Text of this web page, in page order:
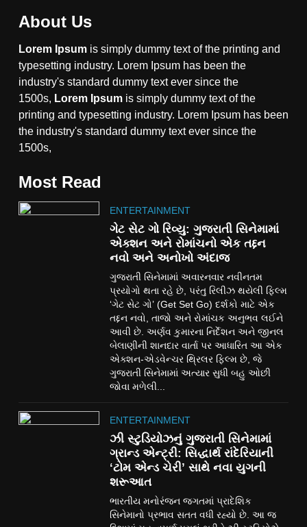
About Us
Lorem Ipsum is simply dummy text of the printing and
typesetting industry. Lorem Ipsum has been the
industry's standard dummy text ever since the
1500s, Lorem Ipsum is simply dummy text of the
printing and typesetting industry. Lorem Ipsum has been
the industry's standard dummy text ever since the
1500s,
Most Read
ENTERTAINMENT
ગેટ સેટ ગો રિવ્યુ: ગુજરાતી સિનેમામાં
એક્શન અને રોમાંચનો એક તદ્દન
નવો અને અનોખો અંદાજ
ગુજરાતી સિનેમામાં અવારનવાર નવીનતમ
પ્રયોગો થતા રહે છે, પરંતુ રિલીઝ થયેલી ફિલ્મ
‘ગેટ સેટ ગો’ (Get Set Go) દર્શકો માટે એક
તદ્દન નવો, તાજો અને રોમાંચક અનુભવ લઈને
આવી છે. અર્ણવ કુમારના નિર્દેશન અને જીનલ
બેલાણીની શાનદાર વાર્તા પર આધારિત આ એક
એક્શન-એડવેન્ચર થ્રિલર ફિલ્મ છે, જે
ગુજરાતી સિનેમામાં અત્યાર સુધી બહુ ઓછી
જોવા મળેલી...
ENTERTAINMENT
ઝી સ્ટુડિયોઝનું ગુજરાતી સિનેમામાં
ગ્રાન્ડ એન્ટ્રી: સિદ્ધાર્થ રાંદેરિયાની
‘ટોમ એન્ડ ચેરી’ સાથે નવા યુગની
શરૂઆત
ભારતીય મનોરંજન જગતમાં પ્રાદેશિક
સિનેમાનો પ્રભાવ સતત વધી રહ્યો છે. આ જ